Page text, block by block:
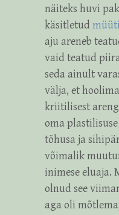
näiteks huvi
käsitletud müüti
aju areneb
vaid teatud
seda ainult
välja, et
kriitilisest
oma
tõhusa ja
võimalik
inimese eluaja.
olnud see
aga oli